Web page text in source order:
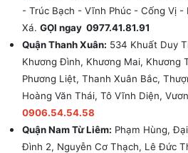
- Trúc Bạch - Vĩnh Phúc - Cống Vị -
Xá. GỌI ngay 0977.41.81.91
Quận Thanh Xuân: 534 Khuất Duy
Khương Đình, Khương Mai, Khương
Phương Liệt, Thanh Xuân Bắc,
Hoàng Văn Thái, Tô Vĩnh Diện,
0906.54.54.58
Quận Nam Từ Liêm: Phạm Hùng,
Đình 2, Nguyễn Cơ Thạch, Lê Đức